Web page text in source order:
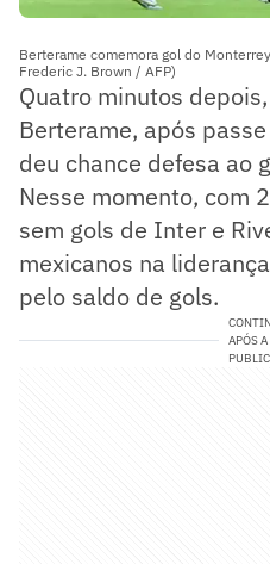
Berterame comemora gol do
Frederic J. Brown / AFP)
Quatro minutos
Berterame, após
deu chance defesa ao
Nesse momento, com
sem gols de Inter e
mexicanos na
pelo saldo de gols.
APÓS A